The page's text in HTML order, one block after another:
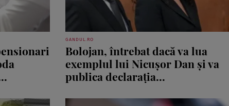
GANDUL.RO
Bolojan, întrebat dacă va lua
exemplul lui Nicușor Dan și va
publica declarația...